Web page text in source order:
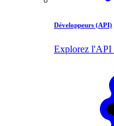
Développeurs (API)
Explorez l'API